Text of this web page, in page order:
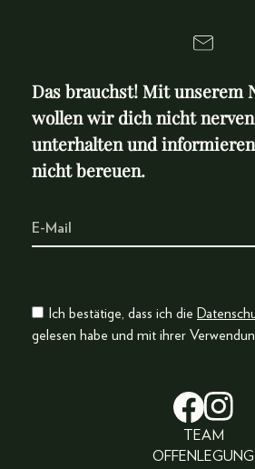
Das brauchst! Mit unserem
wollen wir dich nicht
unterhalten und
nicht bereuen.
Ich bestätige, dass ich die
gelesen habe und mit ihrer
TEAM
OFFENLEGUNG